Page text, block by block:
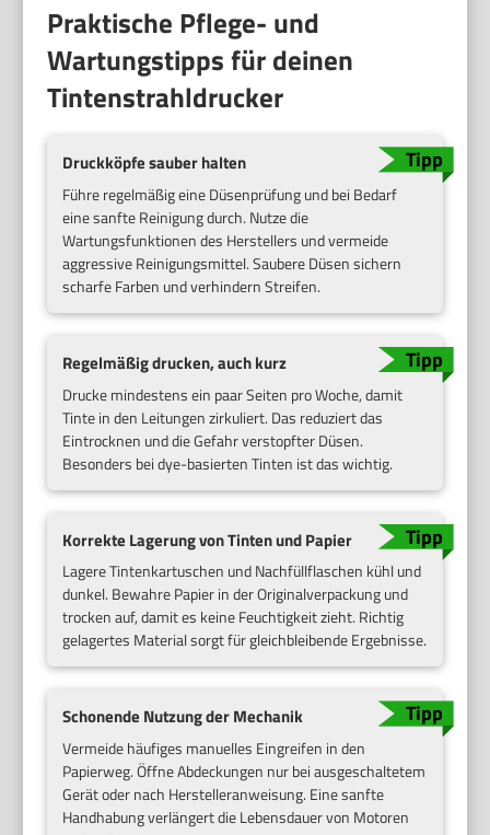
Praktische Pflege- und
Wartungstipps für deinen
Tintenstrahldrucker
Druckköpfe sauber halten
Führe regelmäßig eine Düsenprüfung und bei Bedarf
eine sanfte Reinigung durch. Nutze die
Wartungsfunktionen des Herstellers und vermeide
aggressive Reinigungsmittel. Saubere Düsen sichern
scharfe Farben und verhindern Streifen.
Regelmäßig drucken, auch kurz
Drucke mindestens ein paar Seiten pro Woche, damit
Tinte in den Leitungen zirkuliert. Das reduziert das
Eintrocknen und die Gefahr verstopfter Düsen.
Besonders bei dye-basierten Tinten ist das wichtig.
Korrekte Lagerung von Tinten und Papier
Lagere Tintenkartuschen und Nachfüllflaschen kühl und
dunkel. Bewahre Papier in der Originalverpackung und
trocken auf, damit es keine Feuchtigkeit zieht. Richtig
gelagertes Material sorgt für gleichbleibende Ergebnisse.
Schonende Nutzung der Mechanik
Vermeide häufiges manuelles Eingreifen in den
Papierweg. Öffne Abdeckungen nur bei ausgeschaltetem
Gerät oder nach Herstelleranweisung. Eine sanfte
Handhabung verlängert die Lebensdauer von Motoren